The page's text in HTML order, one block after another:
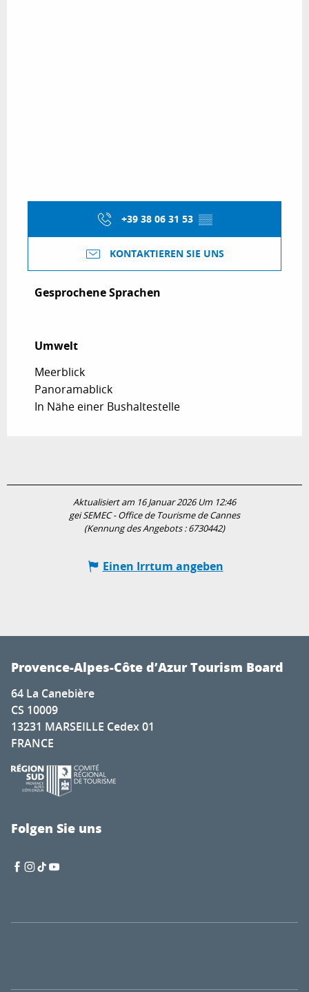
+39 38 06 31 53 ▒▒
KONTAKTIEREN SIE UNS
Gesprochene Sprachen
Gesprochene Sprachen
Umwelt
Umwelt
Meerblick
Panoramablick
In Nähe einer Bushaltestelle
Aktualisiert am 16 Januar 2026 Um 12:46
gei SEMEC - Office de Tourisme de Cannes
(Kennung des Angebots :6730442)
Einen Irrtum angeben
Provence-Alpes-Côte d’Azur Tourism Board
64 La Canebière
CS 10009
13231 MARSEILLE Cedex 01
FRANCE
Folgen Sie uns